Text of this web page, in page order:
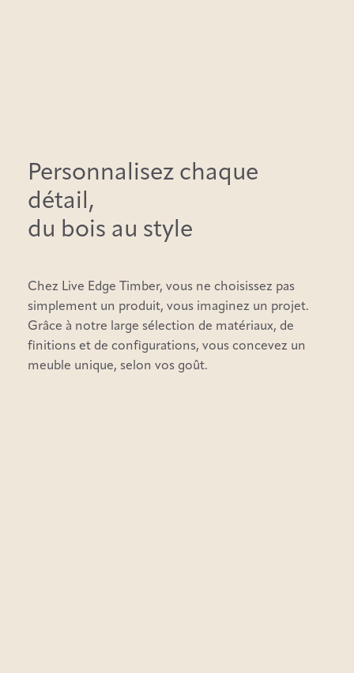
Personnalisez chaque
détail,
du bois au style
Chez Live Edge Timber, vous ne choisissez pas
simplement un produit, vous imaginez un projet.
Grâce à notre large sélection de matériaux, de
finitions et de configurations, vous concevez un
meuble unique, selon vos goût.